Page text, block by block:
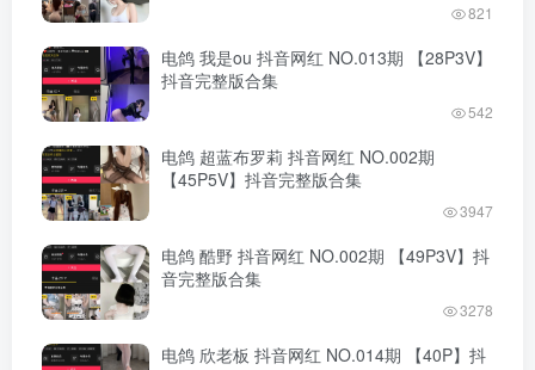
821
电鸽 我是ou 抖音网红 NO.013期 【28P3V】
抖音完整版合集
542
电鸽 超蓝布罗莉 抖音网红 NO.002期
【45P5V】抖音完整版合集
3947
电鸽 酷野 抖音网红 NO.002期 【49P3V】抖
音完整版合集
3278
电鸽 欣老板 抖音网红 NO.014期 【40P】抖